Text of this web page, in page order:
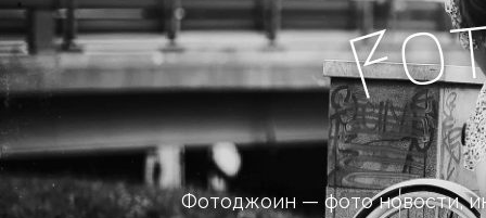
Fo
Фотоджоин — фото новости,